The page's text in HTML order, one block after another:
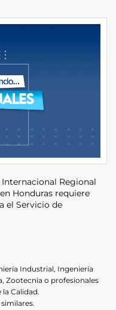
Regional
Honduras requiere
el Servicio de
Industrial, Ingeniería
Zootecnia o profesionales
Calidad.